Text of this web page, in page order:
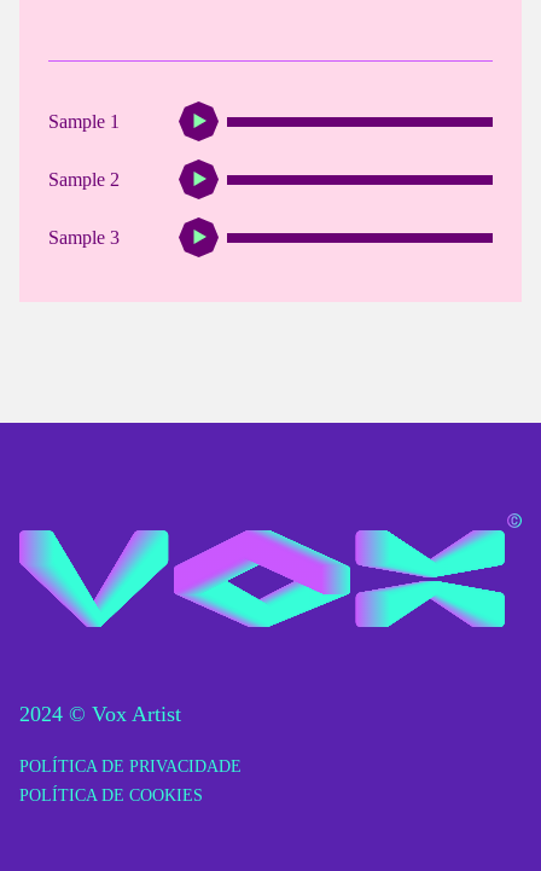
Sample 1
Sample 2
Sample 3
2024 © Vox Artist
POLÍTICA DE PRIVACIDADE
POLÍTICA DE COOKIES